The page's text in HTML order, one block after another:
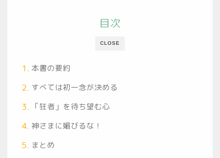
CLOSE
目次
本書の要約
すべては初一念が決める
「狂者」を待ち望む心
神さまに媚びるな！
まとめ